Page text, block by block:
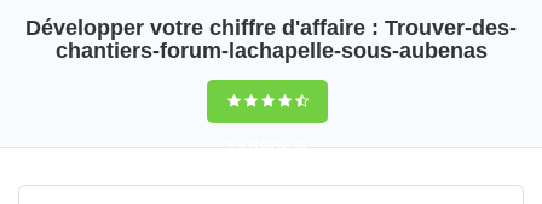
Développer votre chiffre d'affaire : Trouver-des-
chantiers-forum-lachapelle-sous-aubenas
9,5(100%)90
votes